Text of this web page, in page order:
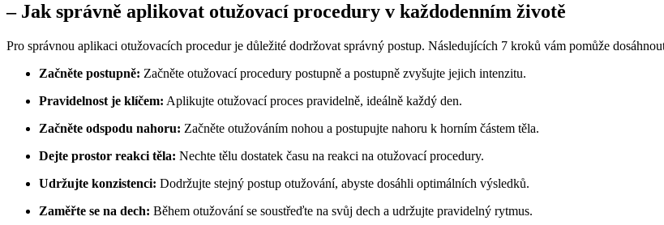
– Jak správně aplikovat otužovací procedury v každodenním životě
Pro správnou aplikaci otužovacích procedur je důležité dodržovat správný postup. Následujících 7 kroků vám pomůže
Začněte postupně: Začněte otužovací procedury postupně a postupně zvyšujte jejich intenzitu.
Pravidelnost je klíčem: Aplikujte otužovací proces pravidelně, ideálně každý den.
Začněte odspodu nahoru: Začněte otužováním nohou a postupujte nahoru k horním částem těla.
Dejte prostor reakci těla: Nechte tělu dostatek času na reakci na otužovací procedury.
Udržujte konzistenci: Dodržujte stejný postup otužování, abyste dosáhli optimálních výsledků.
Zaměřte se na dech: Během otužování se soustřeďte na svůj dech a udržujte pravidelný rytmus.